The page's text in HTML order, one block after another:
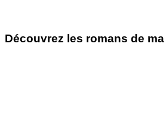
Découvrez les romans de